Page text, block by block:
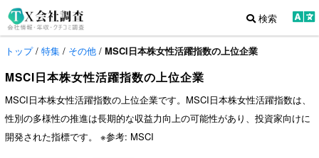
検索
トップ/ 特集 / その他 / MSCI日本株女性活躍指数の上位企業
MSCI日本株女性活躍指数の上位企業
MSCI日本株女性活躍指数の上位企業です。MSCI日本株女性活躍指数は、
性別の多様性の推進は長期的な収益力向上の可能性があり、投資家向けに
開発された指標です。 ※参考: MSCI